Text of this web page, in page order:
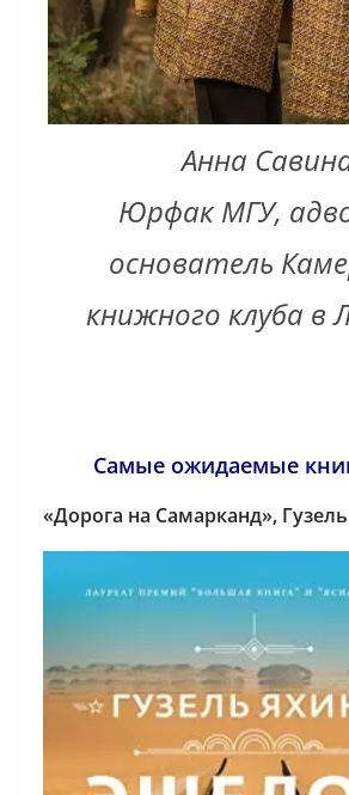
Анна
Юрфак МГУ,
основатель
книжного клуба в
Самые ожидаемые
«Дорога на Самарканд»,